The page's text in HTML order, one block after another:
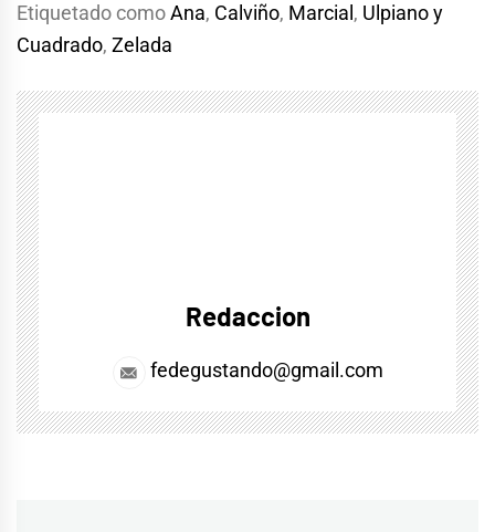
Etiquetado comoAna, Calviño, Marcial , Ulpiano y
Cuadrado, Zelada
Redaccion
fedegustando@gmail.com